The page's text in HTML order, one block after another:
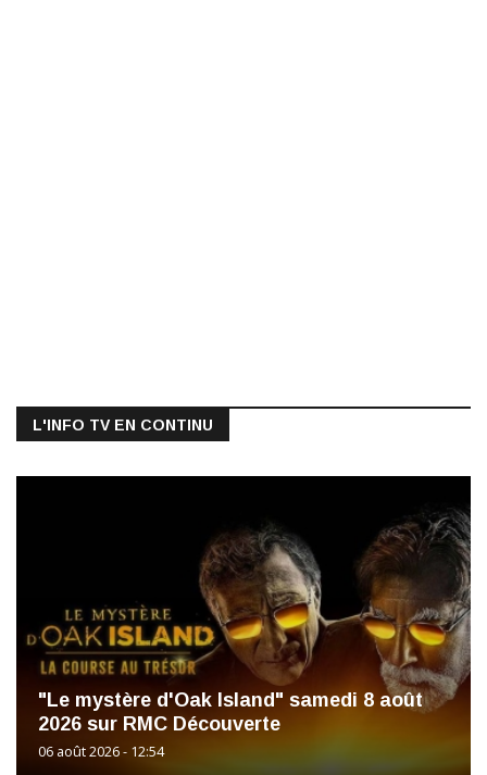
L'INFO TV EN CONTINU
"Le mystère d'Oak Island" samedi 8 août
2026 sur RMC Découverte
06 août 2026 - 12:54